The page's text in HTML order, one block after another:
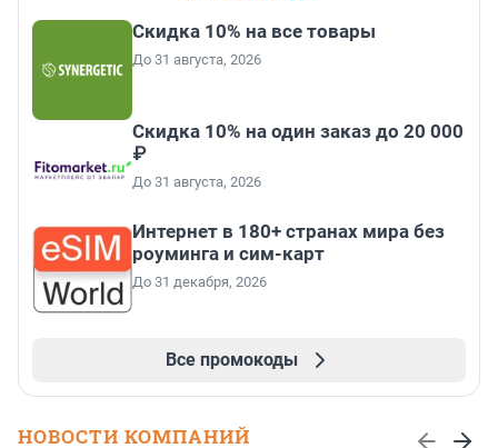
Скидка 10% на все товары
До 31 августа, 2026
Скидка 10% на один заказ до 20 000
₽
До 31 августа, 2026
Интернет в 180+ странах мира без
роуминга и сим-карт
До 31 декабря, 2026
Все промокоды
НОВОСТИ КОМПАНИЙ